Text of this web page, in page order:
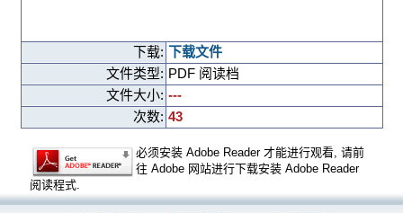
下载: 下载文件
文件类型: PDF 阅读档
文件大小: ---
次数: 43
必须安装 Adobe Reader 才能进行观看, 请前
往 Adobe 网站进行下载安装 Adobe Reader
阅读程式.